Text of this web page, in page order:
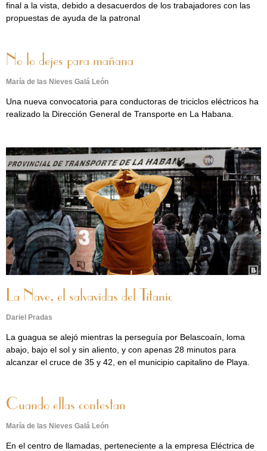
final a la vista, debido a desacuerdos de los trabajadores con las
propuestas de ayuda de la patronal
No lo dejes para mañana
María de las Nieves Galá León
Una nueva convocatoria para conductoras de triciclos eléctricos ha
realizado la Dirección General de Transporte en La Habana.
La Nave, el salvavidas del Titanic
Dariel Pradas
La guagua se alejó mientras la perseguía por Belascoaín, loma
abajo, bajo el sol y sin aliento, y con apenas 28 minutos para
alcanzar el cruce de 35 y 42, en el municipio capitalino de Playa.
Cuando ellas contestan
María de las Nieves Galá León
En el centro de llamadas, perteneciente a la empresa Eléctrica de